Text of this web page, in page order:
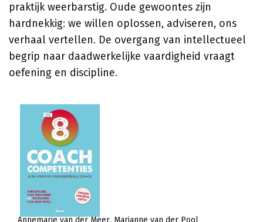
praktijk weerbarstig. Oude gewoontes zijn
hardnekkig: we willen oplossen, adviseren, ons
verhaal vertellen. De overgang van intellectueel
begrip naar daadwerkelijke vaardigheid vraagt
oefening en discipline.
Annemarie van der Meer Marianne van der Pool